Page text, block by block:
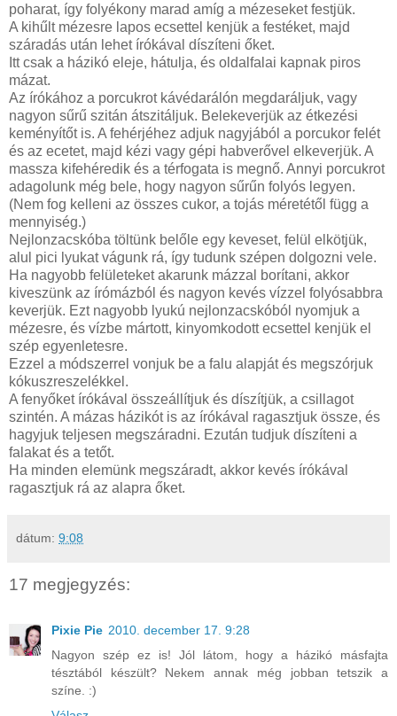
poharat, így folyékony marad amíg a mézeseket festjük.
A kihűlt mézesre lapos ecsettel kenjük a festéket, majd
száradás után lehet írókával díszíteni őket.
Itt csak a házikó eleje, hátulja, és oldalfalai kapnak piros
mázat.
Az írókához a porcukrot kávédarálón megdaráljuk, vagy
nagyon sűrű szitán átszitáljuk. Belekeverjük az étkezési
keményítőt is. A fehérjéhez adjuk nagyjából a porcukor felét
és az ecetet, majd kézi vagy gépi habverővel elkeverjük. A
massza kifehéredik és a térfogata is megnő. Annyi porcukrot
adagolunk még bele, hogy nagyon sűrűn folyós legyen.
(Nem fog kelleni az összes cukor, a tojás méretétől függ a
mennyiség.)
Nejlonzacskóba töltünk belőle egy keveset, felül elkötjük,
alul pici lyukat vágunk rá, így tudunk szépen dolgozni vele.
Ha nagyobb felületeket akarunk mázzal borítani, akkor
kiveszünk az írómázból és nagyon kevés vízzel folyósabbra
keverjük. Ezt nagyobb lyukú nejlonzacskóból nyomjuk a
mézesre, és vízbe mártott, kinyomkodott ecsettel kenjük el
szép egyenletesre.
Ezzel a módszerrel vonjuk be a falu alapját és megszórjuk
kókuszreszelékkel.
A fenyőket írókával összeállítjuk és díszítjük, a csillagot
szintén. A mázas házikót is az írókával ragasztjuk össze, és
hagyjuk teljesen megszáradni. Ezután tudjuk díszíteni a
falakat és a tetőt.
Ha minden elemünk megszáradt, akkor kevés írókával
ragasztjuk rá az alapra őket.
dátum: 9:08
17 megjegyzés:
Pixie Pie 2010. december 17. 9:28
Nagyon szép ez is! Jól látom, hogy a házikó másfajta
tésztából készült? Nekem annak még jobban tetszik a
színe. :)